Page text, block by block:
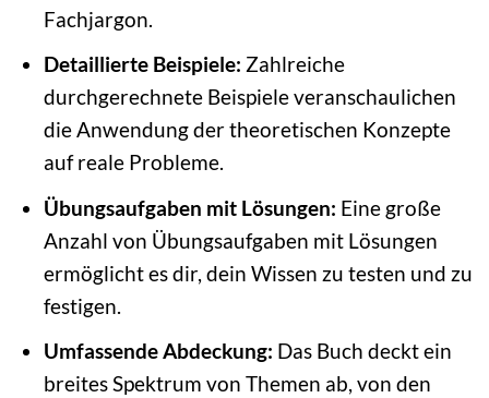
Fachjargon.
Detaillierte Beispiele: Zahlreiche
durchgerechnete Beispiele veranschaulichen
die Anwendung der theoretischen Konzepte
auf reale Probleme.
Übungsaufgaben mit Lösungen: Eine große
Anzahl von Übungsaufgaben mit Lösungen
ermöglicht es dir, dein Wissen zu testen und zu
festigen.
Umfassende Abdeckung: Das Buch deckt ein
breites Spektrum von Themen ab, von den